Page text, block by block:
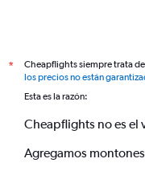
*
Cheapflights siempre trata
los precios no están
Esta es la razón:
Cheapflights no es el
Agregamos